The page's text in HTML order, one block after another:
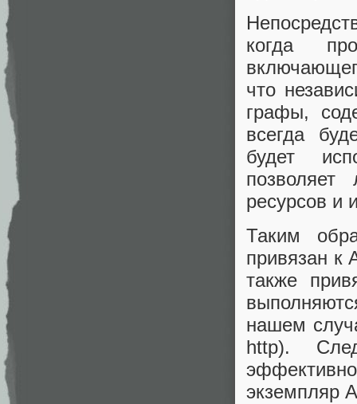
когда
что
графы,
всегда
будет
позволяет
ресурсов и
Таким
привязан к
также
нашем
http).
экземпляр